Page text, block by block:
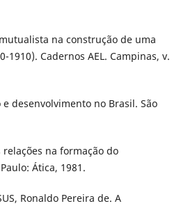
na construção de uma
Cadernos AEL. Campinas, v.
e desenvolvimento no Brasil. São
relações na formação do
Ática, 1981.
Ronaldo Pereira de. A